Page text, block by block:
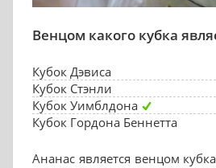
Венцом какого кубка
Кубок Дэвиса
Кубок Стэнли
Кубок Уимблдона
Кубок Гордона Беннетта
Ананас является венцом